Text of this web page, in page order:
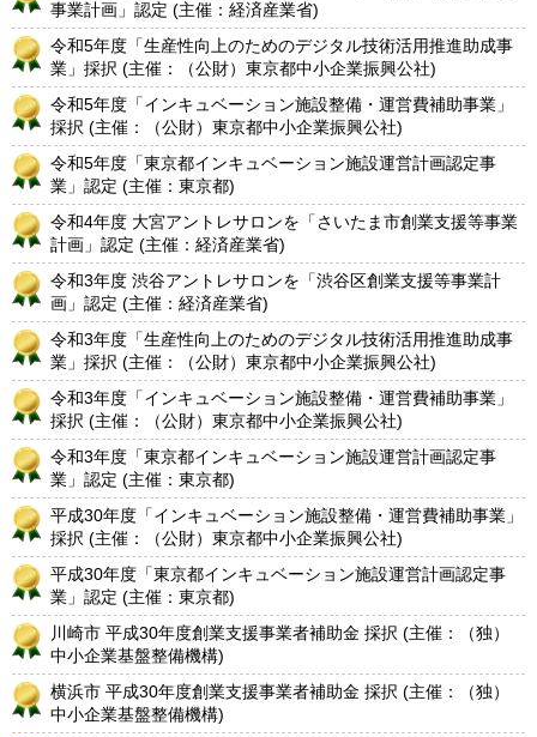
事業計画」認定 (主催：経済産業省)
令和5年度「生産性向上のためのデジタル技術活用推進助成事
業」採択 (主催：（公財）東京都中小企業振興公社)
令和5年度「インキュベーション施設整備・運営費補助事業」
採択 (主催：（公財）東京都中小企業振興公社)
令和5年度「東京都インキュベーション施設運営計画認定事
業」認定 (主催：東京都)
令和4年度 大宮アントレサロンを「さいたま市創業支援等事業
計画」認定 (主催：経済産業省)
令和3年度 渋谷アントレサロンを「渋谷区創業支援等事業計
画」認定 (主催：経済産業省)
令和3年度「生産性向上のためのデジタル技術活用推進助成事
業」採択 (主催：（公財）東京都中小企業振興公社)
令和3年度「インキュベーション施設整備・運営費補助事業」
採択 (主催：（公財）東京都中小企業振興公社)
令和3年度「東京都インキュベーション施設運営計画認定事
業」認定 (主催：東京都)
平成30年度「インキュベーション施設整備・運営費補助事業」
採択 (主催：（公財）東京都中小企業振興公社)
平成30年度「東京都インキュベーション施設運営計画認定事
業」認定 (主催：東京都)
川崎市 平成30年度創業支援事業者補助金 採択 (主催：（独）
中小企業基盤整備機構)
横浜市 平成30年度創業支援事業者補助金 採択 (主催：（独）
中小企業基盤整備機構)